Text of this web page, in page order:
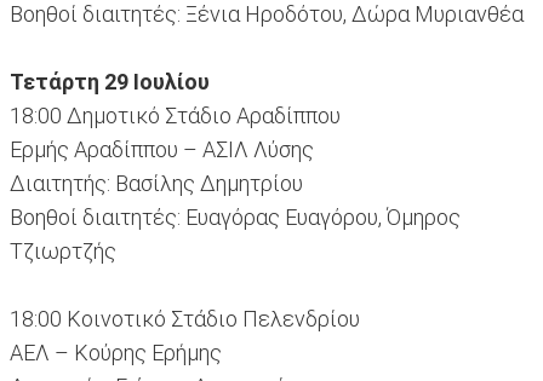
Βοηθοί διαιτητές: Ξένια Ηροδότου, Δώρα Μυριανθέα
Τετάρτη 29 Ιουλίου
18:00 Δημοτικό Στάδιο Αραδίππου
Ερμής Αραδίππου – ΑΣΙΛ Λύσης
Διαιτητής: Βασίλης Δημητρίου
Βοηθοί διαιτητές: Ευαγόρας Ευαγόρου, Όμηρος
Τζιωρτζής
18:00 Κοινοτικό Στάδιο Πελενδρίου
ΑΕΛ – Κούρης Ερήμης